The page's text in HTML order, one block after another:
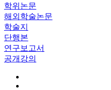
학위논문
해외학술논문
학술지
단행본
연구보고서
공개강의